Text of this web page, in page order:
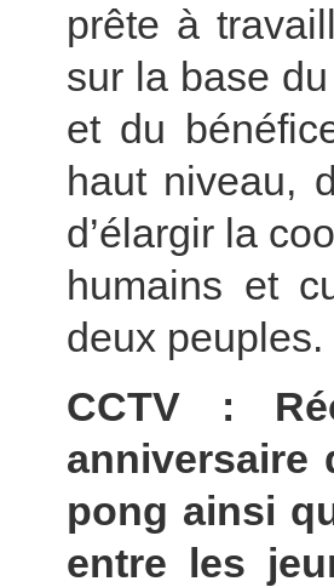
prête à
sur la base
et du
haut niveau,
d’élargir la
humains et
deux peuples.
CCTV :
anniversaire
pong ainsi
entre les